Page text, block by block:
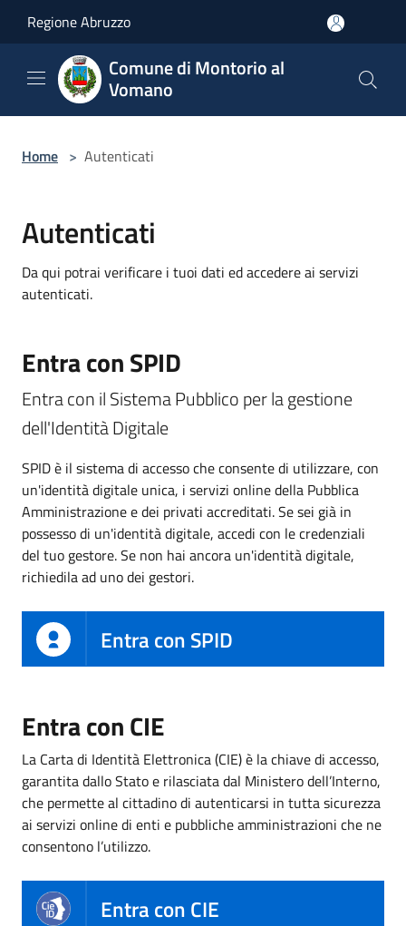
Regione Abruzzo
Comune di Montorio al
Vomano
Home > Autenticati
Autenticati
Da qui potrai verificare i tuoi dati ed accedere ai servizi
autenticati.
Entra con SPID
Entra con il Sistema Pubblico per la gestione
dell'Identità Digitale
SPID è il sistema di accesso che consente di utilizzare, con
un'identità digitale unica, i servizi online della Pubblica
Amministrazione e dei privati accreditati. Se sei già in
possesso di un'identità digitale, accedi con le credenziali
del tuo gestore. Se non hai ancora un'identità digitale,
richiedila ad uno dei gestori.
Entra con SPID
Entra con CIE
La Carta di Identità Elettronica (CIE) è la chiave di accesso,
garantita dallo Stato e rilasciata dal Ministero dell’Interno,
che permette al cittadino di autenticarsi in tutta sicurezza
ai servizi online di enti e pubbliche amministrazioni che ne
consentono l’utilizzo.
Entra con CIE